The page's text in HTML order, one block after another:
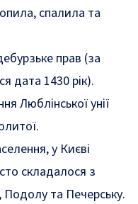
спалила та
прав (за
дата 1430 рік).
Люблінської унії
у Києві
складалося з
Подолу та Печерську.